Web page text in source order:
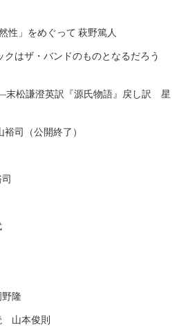
性」をめぐって 萩野篤人
クはザ・バンドのものとなるだろう
松謙澄英訳『源氏物語』戻し訳 星
司（公開終了）
隆
山本俊則